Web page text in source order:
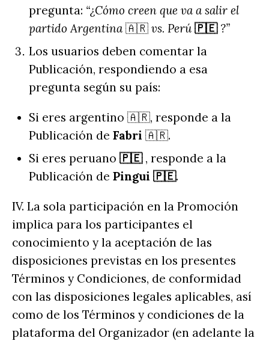
pregunta: “¿Cómo creen que va a salir el
partido Argentina🇦🇷 vs. Perú 🇵🇪 ?”
Los usuarios deben comentar la
Publicación, respondiendo a esa
pregunta según su país:
Si eres argentino 🇦🇷, responde a la
Publicación de Fabri 🇦🇷.
Si eres peruano 🇵🇪, responde a la
Publicación de Pingui 🇵🇪.
IV. La sola participación en la Promoción
implica para los participantes el
conocimiento y la aceptación de las
disposiciones previstas en los presentes
Términos y Condiciones, de conformidad
con las disposiciones legales aplicables, así
como de los Términos y condiciones de la
plataforma del Organizador (en adelante la